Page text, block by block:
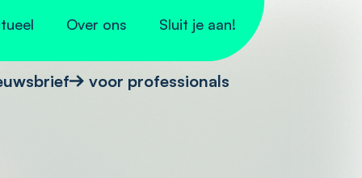
Over ons Sluit je aan!
voor professionals